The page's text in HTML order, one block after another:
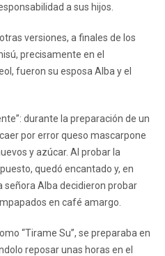
a sus hijos.
versiones, a finales de los
precisamente en el
fueron su esposa Alba y el
durante la preparación de un
por error queso mascarpone
y azúcar. Al probar la
quedó encantado y, en
señora Alba decidieron probar
en café amargo.
“Tirame Su”, se preparaba en
reposar unas horas en el